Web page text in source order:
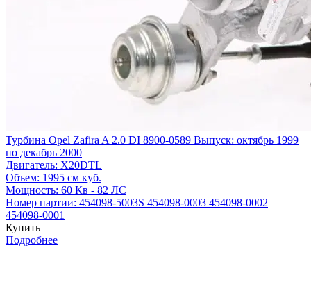
Турбина Opel Zafira A 2.0 DI 8900-0589 Выпуск: октябрь 1999
по декабрь 2000
Двигатель: X20DTL
Объем: 1995 см куб.
Мощность: 60 Кв - 82 ЛС
Номер партии: 454098-5003S 454098-0003 454098-0002
454098-0001
Купить
Подробнее